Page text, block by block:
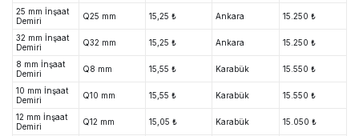
25 mm İnşaat
Demiri
Q25 mm 15,25 ₺ Ankara 15.250 ₺
32 mm İnşaat
Demiri
Q32 mm 15,25 ₺ Ankara 15.250 ₺
8 mm İnşaat
Demiri
Q8 mm 15,55 ₺ Karabük 15.550 ₺
10 mm İnşaat
Demiri
Q10 mm 15,55 ₺ Karabük 15.550 ₺
12 mm İnşaat
Demiri
Q12 mm 15,05 ₺ Karabük 15.050 ₺